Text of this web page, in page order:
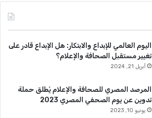
اليوم العالمي للإبداع والابتكار: هل الإبداع قادر على
تغيير مستقبل الصحافة والإعلام؟
أبريل 21, 2024
المرصد المصري للصحافة والإعلام يُطلق حملة
تدوين عن يوم الصحفي المصري 2023
يونيو 10, 2023